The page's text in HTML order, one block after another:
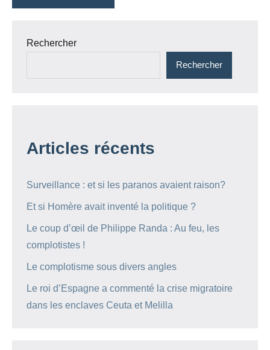
Rechercher
Rechercher
Articles récents
Surveillance : et si les paranos avaient raison?
Et si Homère avait inventé la politique ?
Le coup d’œil de Philippe Randa : Au feu, les
complotistes !
Le complotisme sous divers angles
Le roi d’Espagne a commenté la crise migratoire
dans les enclaves Ceuta et Melilla